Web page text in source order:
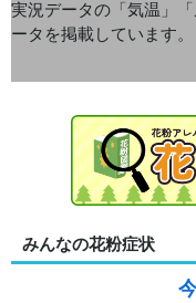
実況データの「気温」
ータを掲載しています。
みんなの花粉症状